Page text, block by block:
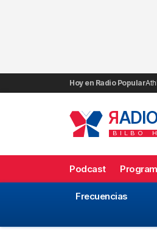
Hoy en Radio Popular
R
BILBO
Podcast
Frecuencias